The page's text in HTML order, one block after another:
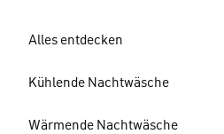
Alles entdecken
Kühlende Nachtwäsche
Wärmende Nachtwäsche